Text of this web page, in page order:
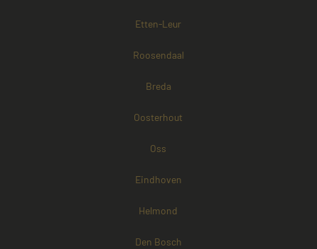
Etten-Leur
Roosendaal
Breda
Oosterhout
Oss
Eindhoven
Helmond
Den Bosch